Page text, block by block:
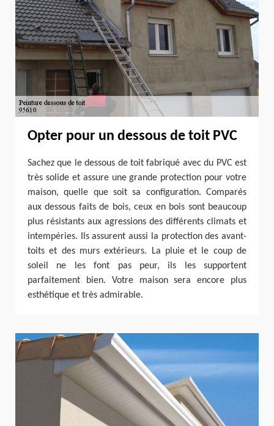
Opter pour un dessous de toit PVC
Sachez que le dessous de toit fabriqué avec du PVC est
très solide et assure une grande protection pour votre
maison, quelle que soit sa configuration. Comparés
aux dessous faits de bois, ceux en bois sont beaucoup
plus résistants aux agressions des différents climats et
intempéries. Ils assurent aussi la protection des avant-
toits et des murs extérieurs. La pluie et le coup de
soleil ne les font pas peur, ils les supportent
parfaitement bien. Votre maison sera encore plus
esthétique et très admirable.